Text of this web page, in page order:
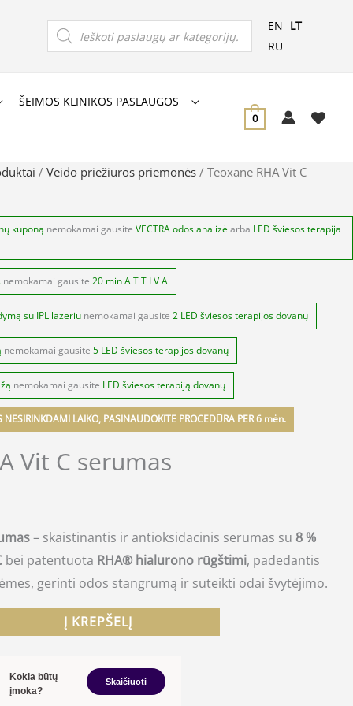
Products
search
EN LT
RU
ŠEIMOS KLINIKOS PASLAUGOS
0
/ Veido priežiūros priemonės/ Teoxane RHA Vit C
kuponą nemokamai gausite VECTRA odos analizė arba LED šviesos terapija
nemokamai gausite 20 min A T T I V A
su IPL lazeriunemokamai gausite 2 LED šviesos terapijos dovanų
nemokamai gausite 5 LED šviesos terapijos dovanų
nemokamai gausite LED šviesos terapiją dovanų
NESIRINKDAMI LAIKO, PASINAUDOKITE PROCEDŪRA PER 6 mėn.
Vit C serumas
– skaistinantis ir antioksidacinis serumas su 8 %
bei patentuota RHA® hialurono rūgštimi, padedantis
gerinti odos stangrumą ir suteikti odai švytėjimo.
Į KREPŠELĮ
Kokia būtų
įmoka?
Skaičiuoti